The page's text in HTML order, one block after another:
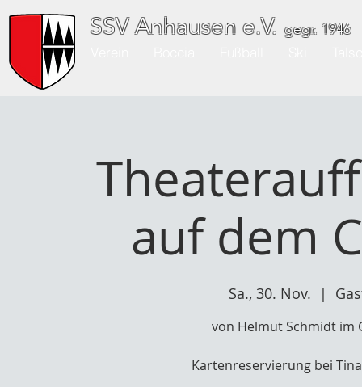
SSV Anhausen e.V. gegr. 1946
auf dem
Sa., 30. Nov.
  |
von Helmut Schmidt im